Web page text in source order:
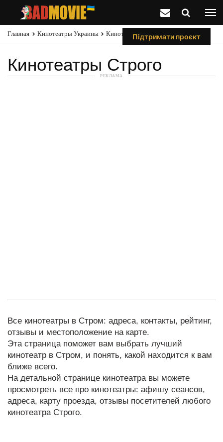
Підтримати проєкт
Главная Кинотеатры Украины Кинотеатры В Стром
Кинотеатры Строго
РЕКЛАМА
Все кинотеатры в Стром: адреса, контакты, рейтинг,
отзывы и местоположение на карте.
Эта страница поможет вам выбрать лучший
кинотеатр в Стром, и понять, какой находится к вам
ближе всего.
На детальной странице кинотеатра вы можете
просмотреть все про кинотеатры: афишу сеансов,
адреса, карту проезда, отзывы посетителей любого
кинотеатра Строго.